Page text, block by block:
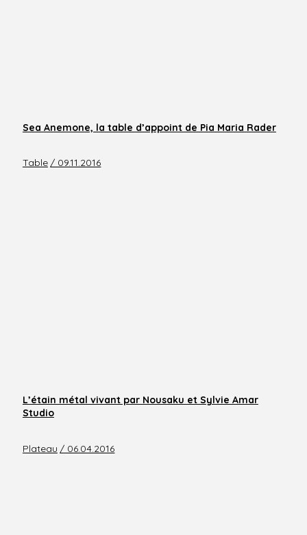
Sea Anemone, la table d’appoint de Pia Maria Rader
Table / 09.11.2016
L’étain métal vivant par Nousaku et Sylvie Amar
Studio
Plateau / 06.04.2016